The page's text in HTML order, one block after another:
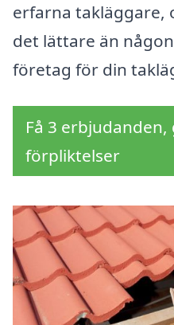
erfarna takläggare,
det lättare än
företag för din
Få 3
förpliktelser